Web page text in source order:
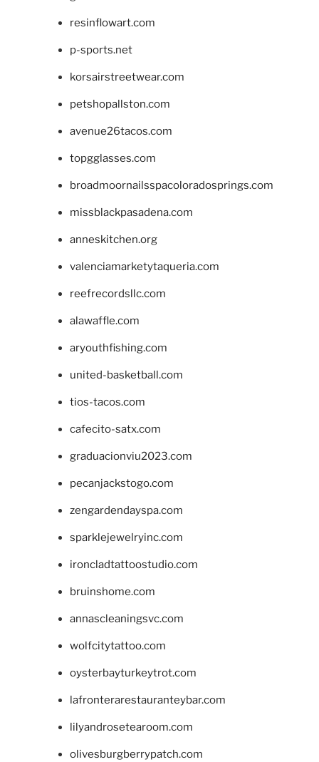
resinflowart.com
p-sports.net
korsairstreetwear.com
petshopallston.com
avenue26tacos.com
topgglasses.com
broadmoornailsspacoloradosprings.com
missblackpasadena.com
anneskitchen.org
valenciamarketytaqueria.com
reefrecordsllc.com
alawaffle.com
aryouthfishing.com
united-basketball.com
tios-tacos.com
cafecito-satx.com
graduacionviu2023.com
pecanjackstogo.com
zengardendayspa.com
sparklejewelryinc.com
ironcladtattoostudio.com
bruinshome.com
annascleaningsvc.com
wolfcitytattoo.com
oysterbayturkeytrot.com
lafronterarestauranteybar.com
lilyandrosetearoom.com
olivesburgberrypatch.com